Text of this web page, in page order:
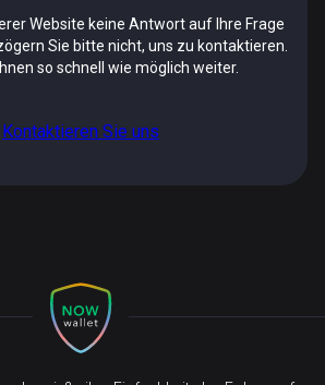
Website keine Antwort auf Ihre Frage
Sie bitte nicht, uns zu kontaktieren.
so schnell wie möglich weiter.
Kontaktieren Sie uns